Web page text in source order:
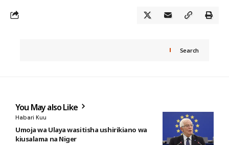
Search
You May also Like
Habari Kuu
Umoja wa Ulaya wasitisha ushirikiano wa
kiusalama na Niger